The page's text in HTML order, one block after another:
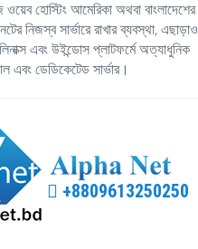
ওয়েব হোস্টিং আমেরিকা অথবা বাংলাদেশের
নিজস্ব সার্ভারে রাখার ব্যবস্থা, এছাড়াও
এবং উইন্ডোস প্লাটফর্মে অত্যাধুনিক
এবং ডেডিকেটেড সার্ভার।
+8809613250250